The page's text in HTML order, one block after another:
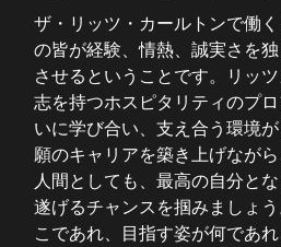
ザ・リッツ・カールトンで働
の皆が経験、情熱、誠実さを
させるということです。リッ
志を持つホスピタリティのプ
いに学び合い、支え合う環境
願のキャリアを築き上げなが
人間としても、最高の自分と
遂げるチャンスを掴みましょ
こであれ、目指す姿が何であ